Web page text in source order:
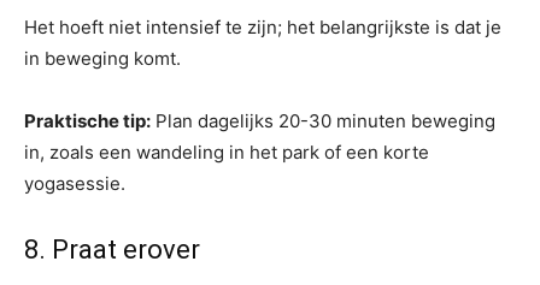
Het hoeft niet intensief te zijn; het belangrijkste is dat je
in beweging komt.
Praktische tip: Plan dagelijks 20-30 minuten beweging
in, zoals een wandeling in het park of een korte
yogasessie.
8. Praat erover